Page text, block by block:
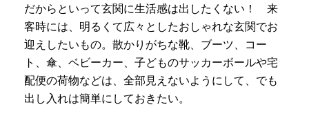
だからといって玄関に生活感は出したくない！ 来
客時には、明るくて広々としたおしゃれな玄関でお
迎えしたいもの。散かりがちな靴、ブーツ、コー
ト、傘、ベビーカー、子どものサッカーボールや宅
配便の荷物などは、全部見えないようにして、でも
出し入れは簡単にしておきたい。